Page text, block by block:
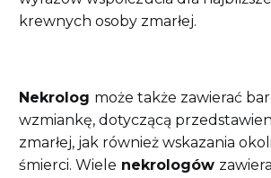
krewnych osoby zmarłej.
Nekrolog może także zawierać
wzmiankę, dotyczącą
zmarłej, jak również wskazania
śmierci. Wiele nekrologów